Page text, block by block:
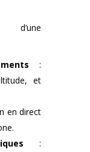
d’une
:
et
en direct
: